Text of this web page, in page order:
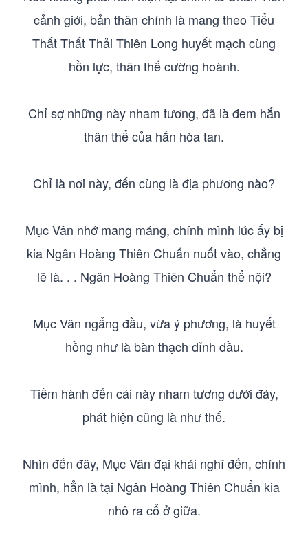
cảnh giới, bản thân chính là mang theo Tiểu
Thất Thất Thải Thiên Long huyết mạch cùng
hồn lực, thân thể cường hoành.
Chỉ sợ những này nham tương, đã là đem hắn
thân thể của hắn hòa tan.
Chỉ là nơi này, đến cùng là địa phương nào?
Mục Vân nhớ mang máng, chính mình lúc ấy bị
kia Ngân Hoàng Thiên Chuẩn nuốt vào, chẳng
lẽ là. . . Ngân Hoàng Thiên Chuẩn thể nội?
Mục Vân ngẩng đầu, vừa ý phương, là huyết
hồng như là bàn thạch đỉnh đầu.
Tiềm hành đến cái này nham tương dưới đáy,
phát hiện cũng là như thế.
Nhìn đến đây, Mục Vân đại khái nghĩ đến, chính
mình, hẳn là tại Ngân Hoàng Thiên Chuẩn kia
nhô ra cổ ở giữa.